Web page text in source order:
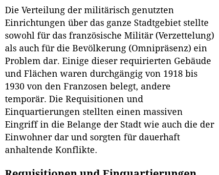
Die Verteilung der militärisch genutzten
Einrichtungen über das ganze Stadtgebiet stellte
sowohl für das französische Militär (Verzettelung)
als auch für die Bevölkerung (Omnipräsenz) ein
Problem dar. Einige dieser requirierten Gebäude
und Flächen waren durchgängig von 1918 bis
1930 von den Franzosen belegt, andere
temporär. Die Requisitionen und
Einquartierungen stellten einen massiven
Eingriff in die Belange der Stadt wie auch die der
Einwohner dar und sorgten für dauerhaft
anhaltende Konflikte.